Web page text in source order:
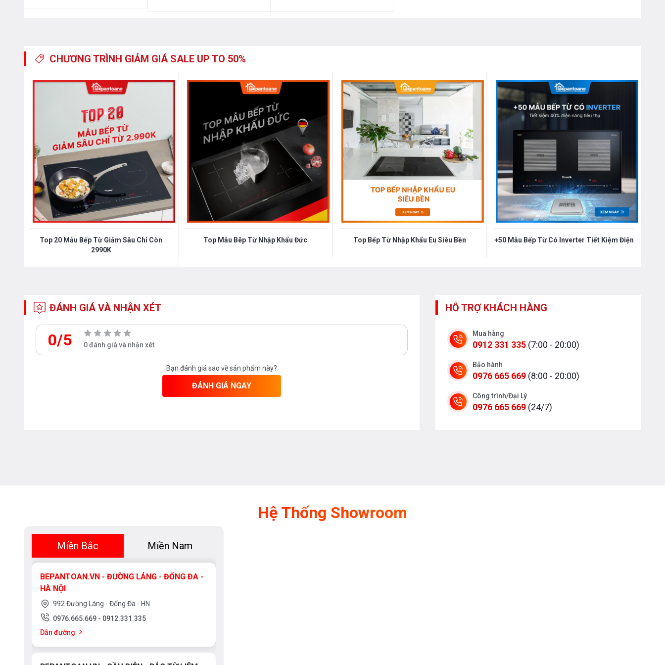
Không chỉ tạo ấn tượng với thiết kế tiện dụng, tính năng nấu nướng hiện đại mà
bếp từ Faster
đảm bảo chỉ số an toàn cao với chế độ báo động bằng âm thanh, tự tắt khi có sự
cố, khi không có nồi, cảnh báo nhiệt dư vùng nấu, chức năng khoá an toàn trẻ em tiện dụng hơn
với những gia đình có con nhỏ,… Những tính năng này đảm bảo việc nấu nướng hiệu quả hơn, an
toàn hơn.
Những ưu điểm trên chính là thế mạnh tạo nên tên tuổi chobếp từ Faster FS-2C
. Sở hữu ngay
sản phẩm hiện đại này với giá thành ưu đãi khi đến với siêu thị Bếp An Toàn. Liên hệ theo số
điện thoại 0912.331.335 – 0243 112 112 nếu còn bất cứ thắc mắc nào về sản phẩm để được
tư vấn chi tiết.
CHƯƠNG TRÌNH GIẢM GIÁ SALE UP TO 50%
Top 20 Mẫu Bếp Từ Giảm Sâu Chỉ Còn
2990K
Top Mẫu Bêp Từ Nhập Khẩu Đức Top Bếp Từ Nhập Khẩu Eu Siêu Bền +50 Mẫu Bếp Từ Có Inverter Tiết Kiệm Điện
ĐÁNH GIÁ VÀ NHẬN XÉT
0/5 0 đánh giá và nhận xét
Bạn đánh giá sao về sản phẩm này?
ĐÁNH GIÁ NGAY
HỖ TRỢ KHÁCH HÀNG
Mua hàng
0912 331 335 (7:00 - 20:00)
Bảo hành
0976 665 669 (8:00 - 20:00)
Công trình/Đại Lý
0976 665 669 (24/7)
Hệ Thống Showroom
Miền Bắc Miền Nam
BEPANTOAN.VN - ĐƯỜNG LÁNG - ĐỐNG ĐA -
HÀ NỘI
992 Đường Láng - Đống Đa - HN
0976.665.669 - 0912.331.335
Dẫn đường